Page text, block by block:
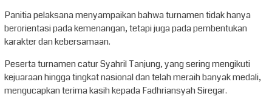
Panitia pelaksana menyampaikan bahwa turnamen tidak hanya
berorientasi pada kemenangan, tetapi juga pada pembentukan
karakter dan kebersamaan.
Peserta turnamen catur Syahril Tanjung, yang sering mengikuti
kejuaraan hingga tingkat nasional dan telah meraih banyak medali,
mengucapkan terima kasih kepada Fadhriansyah Siregar.